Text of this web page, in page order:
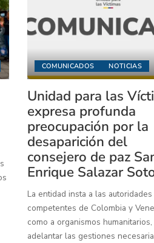
COMUNICADOS NOTICIAS
Unidad para las
expresa profunda
preocupación por la
desaparición del
consejero de paz
Enrique Salazar
La entidad insta a las autoridades
competentes de Colombia y
como a organismos humanitarios,
adelantar las gestiones